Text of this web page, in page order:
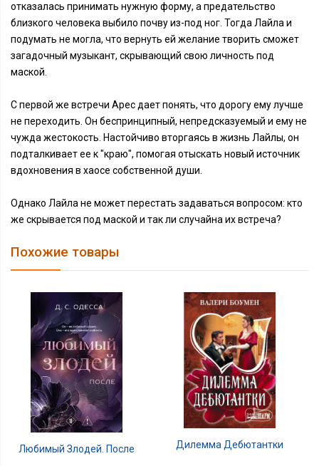
отказалась принимать нужную форму, а предательство
близкого человека выбило почву из-под ног. Тогда Лайла и
подумать не могла, что вернуть ей желание творить сможет
загадочный музыкант, скрывающий свою личность под
маской.
С первой же встречи Арес дает понять, что дорогу ему лучше
не переходить. Он беспринципный, непредсказуемый и ему не
чужда жестокость. Настойчиво вторгаясь в жизнь Лайлы, он
подталкивает ее к "краю", помогая отыскать новый источник
вдохновения в хаосе собственной души.
Однако Лайла не может перестать задаваться вопросом: кто
же скрывается под маской и так ли случайна их встреча?
Похожие товары
Любимый Злодей. После Дилемма Дебютантки